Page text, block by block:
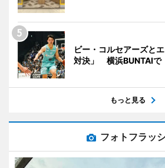
ビー・コルセアーズと
対決」 横浜BUNTAIで
もっと見る
フォトフラッ